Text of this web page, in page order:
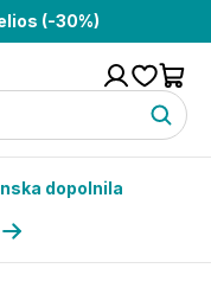
(-30%)
dopolnila